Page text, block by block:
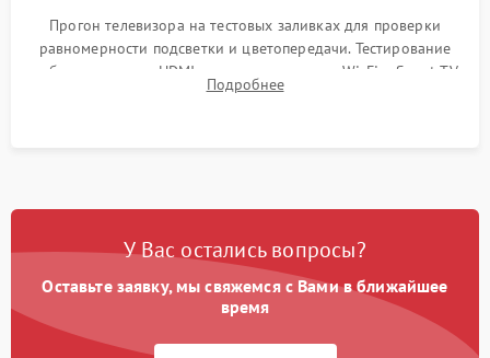
Прогон телевизора на тестовых заливках для проверки
равномерности подсветки и цветопередачи. Тестирование
работы разъемов HDMI, динамиков, модуля Wi-Fi и Smart TV
в рабочем режиме в течение нескольких часов.
Подробнее
У Вас остались вопросы?
Оставьте заявку, мы свяжемся с Вами в ближайшее
время